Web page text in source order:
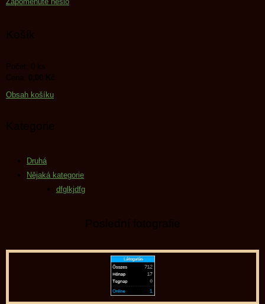
Košík
Počet: 0 ks
Cena:
0,00 Kč
Obsah košíku
Kategorie
Druhá
Nějaká kategorie
dfglkjdfg
Poslední fotografie